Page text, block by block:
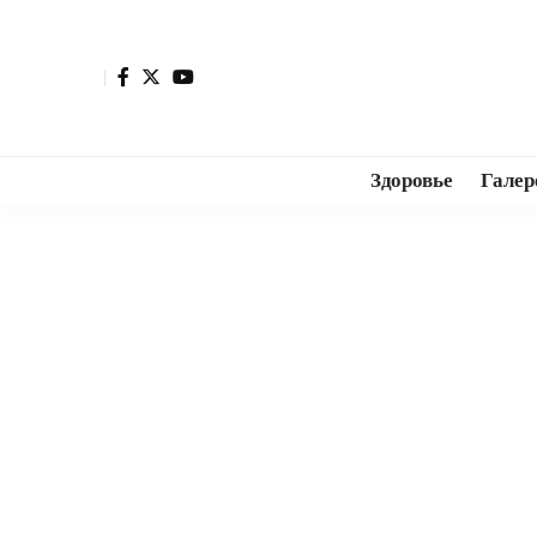
Здоровье